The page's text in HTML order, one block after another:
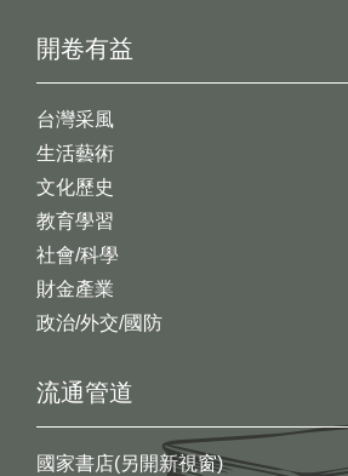
開卷有益
台灣采風
生活藝術
文化歷史
教育學習
社會/科學
財金產業
政治/外交/國防
流通管道
國家書店(另開新視窗)